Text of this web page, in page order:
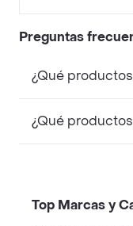
Preguntas
¿Qué
¿Qué
Top Marcas y